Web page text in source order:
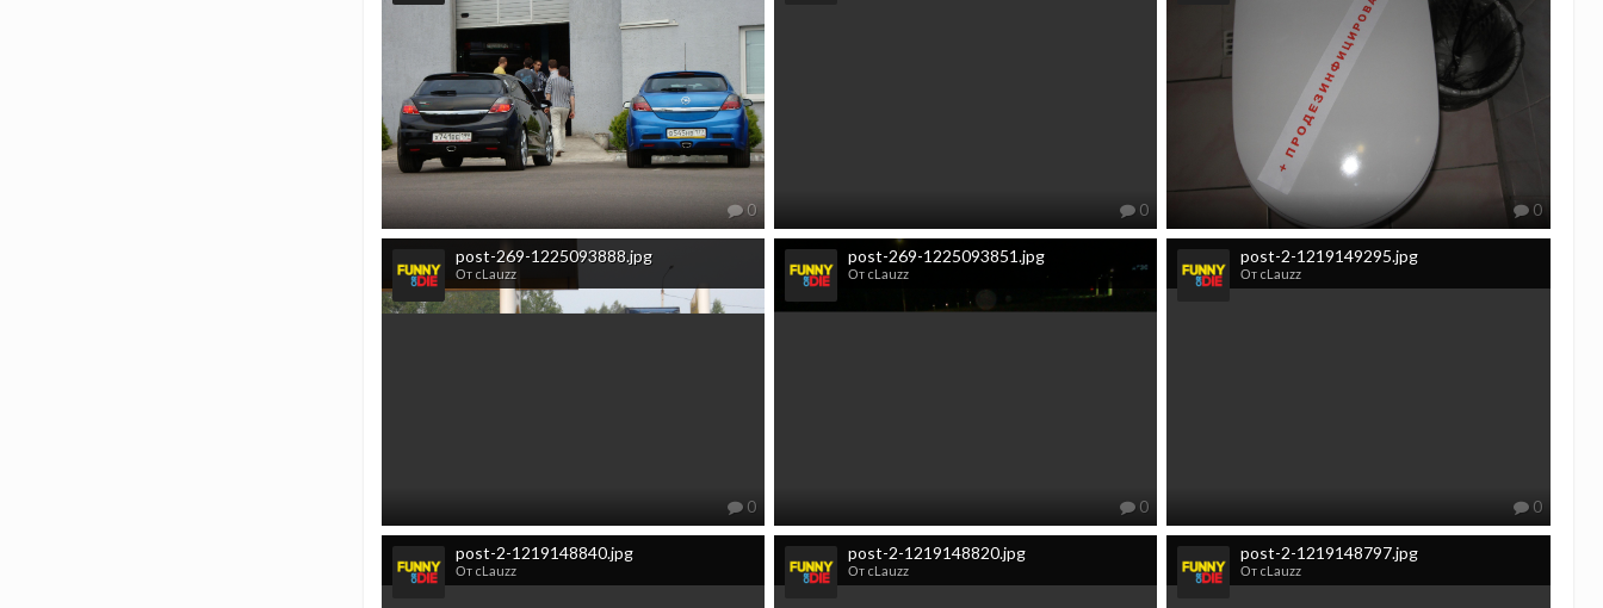
0 0 0
post-269-1225093888.jpg
От cLauzz
0
post-269-1225093851.jpg
От cLauzz
0
post-2-1219149295.jpg
От cLauzz
0
post-2-1219148840.jpg
От cLauzz
post-2-1219148820.jpg
От cLauzz
post-2-1219148797.jpg
От cLauzz